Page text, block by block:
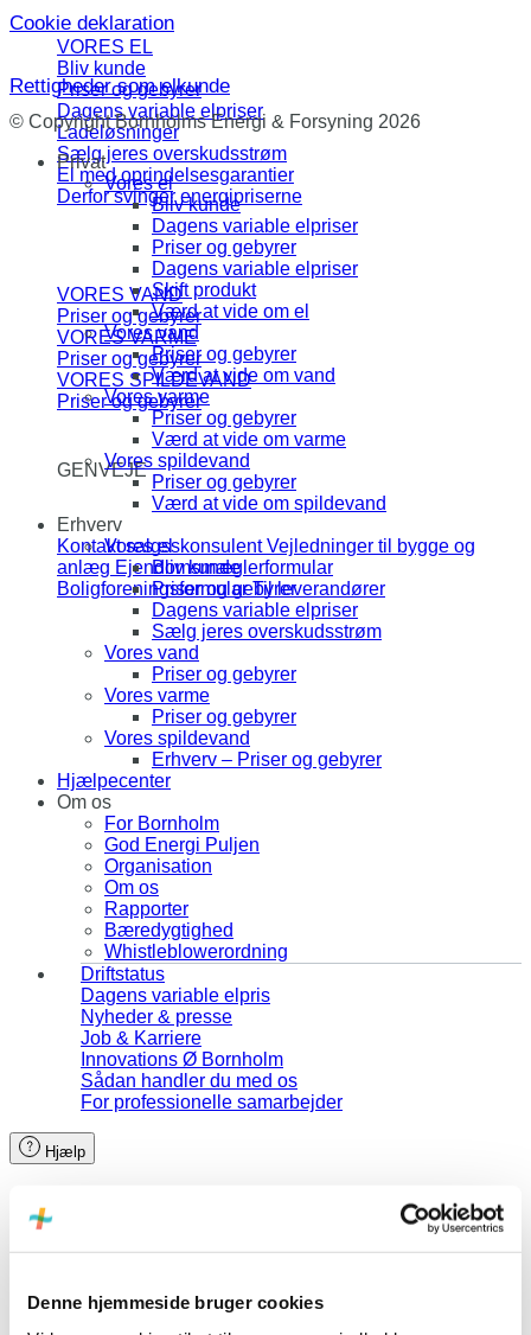
Denne hjemmeside bruger cookies
VORES EL
Bliv kunde
Priser og gebyrer
Dagens variable elpriser
Ladeløsninger
Sælg jeres overskudsstrøm
El med oprindelsesgarantier
Derfor svinger energipriserne
VORES VAND
Priser og gebyrer
VORES VARME
Priser og gebyrer
VORES SPILDEVAND
Priser og gebyrer
GENVEJE
Kontakt salgsskonsulent Vejledninger til bygge og
anlæg Ejendomsmæglerformular
Boligforeningsformular Til leverandører
Kan du ikke finde
Cookie deklaration
Rettigheder som elkunde
© Copyright Bornholms Energi & Forsyning 2026
Privat
Vores el
Bliv kunde
Dagens variable elpriser
Priser og gebyrer
Dagens variable elpriser
Skift produkt
Værd at vide om el
Vores vand
Priser og gebyrer
Værd at vide om vand
Vores varme
Priser og gebyrer
Værd at vide om varme
Vores spildevand
Priser og gebyrer
Værd at vide om spildevand
Erhverv
Vores el
Bliv kunde
Priser og gebyrer
Dagens variable elpriser
Sælg jeres overskudsstrøm
Vores vand
Priser og gebyrer
Vores varme
Priser og gebyrer
Vores spildevand
Erhverv – Priser og gebyrer
Hjælpecenter
Om os
For Bornholm
God Energi Puljen
Organisation
Om os
Rapporter
Bæredygtighed
Whistleblowerordning
Driftstatus
Dagens variable elpris
Nyheder & presse
Job & Karriere
Innovations Ø Bornholm
Sådan handler du med os
For professionelle samarbejder
Hjælp